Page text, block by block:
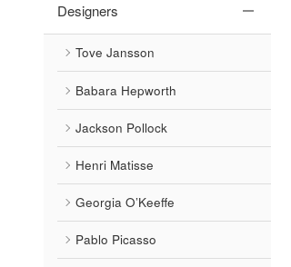
Designers
Tove Jansson
Babara Hepworth
Jackson Pollock
Henri Matisse
Georgia O’Keeffe
Pablo Picasso